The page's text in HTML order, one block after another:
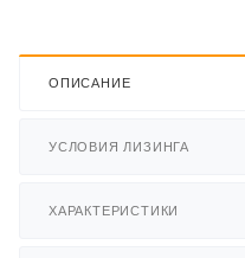
ОПИСАНИЕ
УСЛОВИЯ ЛИЗИНГА
ХАРАКТЕРИСТИКИ